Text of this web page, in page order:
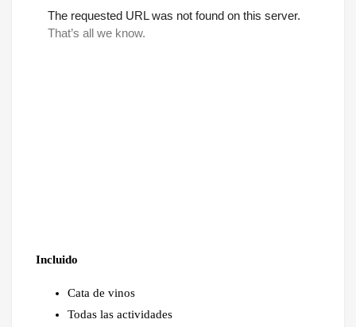
Incluido
Cata de vinos
Todas las actividades